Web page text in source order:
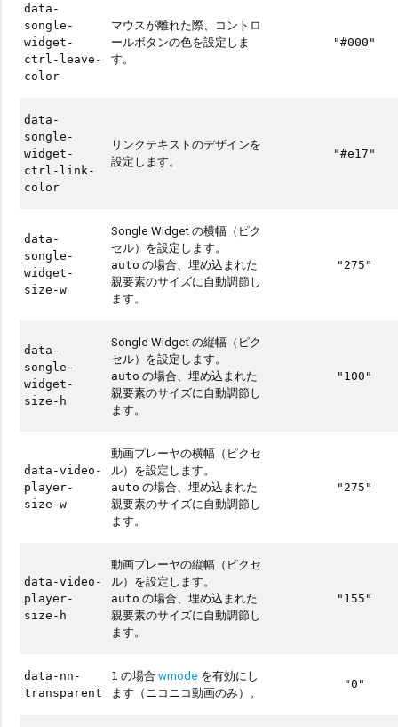
data-
songle-
widget-
ctrl-leave-
color
マウスが離れた際、コントロ
ールボタンの色を設定しま
す。
"#000"
data-
songle-
widget-
ctrl-link-
color
リンクテキストのデザインを
設定します。
"#e17"
data-
songle-
widget-
size-w
Songle Widget の横幅（ピク
セル）を設定します。
auto の場合、埋め込まれた
親要素のサイズに自動調節し
ます。
"275"
data-
songle-
widget-
size-h
Songle Widget の縦幅（ピク
セル）を設定します。
auto の場合、埋め込まれた
親要素のサイズに自動調節し
ます。
"100"
data-video-
player-
size-w
動画プレーヤの横幅（ピクセ
ル）を設定します。
auto の場合、埋め込まれた
親要素のサイズに自動調節し
ます。
"275"
data-video-
player-
size-h
動画プレーヤの縦幅（ピクセ
ル）を設定します。
auto の場合、埋め込まれた
親要素のサイズに自動調節し
ます。
"155"
data-nn-
transparent
1 の場合wmode を有効にし
ます（ニコニコ動画のみ）。
"0"